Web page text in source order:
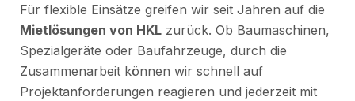
Für flexible Einsätze greifen wir seit Jahren auf die
Mietlösungen von HKL zurück. Ob Baumaschinen,
Spezialgeräte oder Baufahrzeuge, durch die
Zusammenarbeit können wir schnell auf
Projektanforderungen reagieren und jederzeit mit